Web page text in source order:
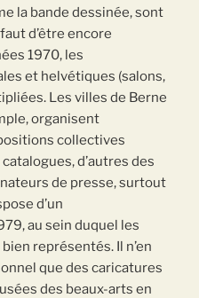
la bande dessinée, sont
d’être encore
1970, les
et helvétiques (salons,
Les villes de Berne
organisent
collectives
d’autres des
de presse, surtout
d’un
au sein duquel les
représentés. Il n’en
que des caricatures
des beaux-arts en